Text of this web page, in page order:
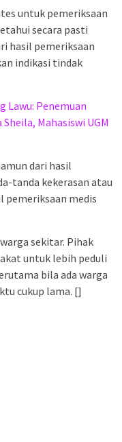
untuk pemeriksaan
secara pasti
hasil pemeriksaan
indikasi tindak
Lawu: Penemuan
Mahasiswi UGM
dari hasil
tanda kekerasan atau
pemeriksaan medis
sekitar. Pihak
untuk lebih peduli
bila ada warga
cukup lama. []